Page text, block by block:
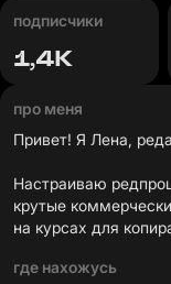
подписчики
1,4К
про меня
Привет! Я Лена,
Настраиваю
крутые
на курсах для
где нахожусь